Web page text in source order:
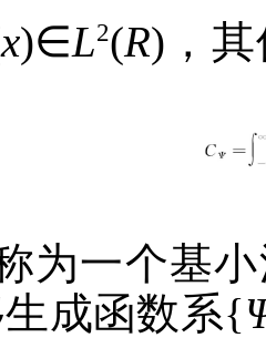
x)∈L2(R)，
为一个基
成函数系{